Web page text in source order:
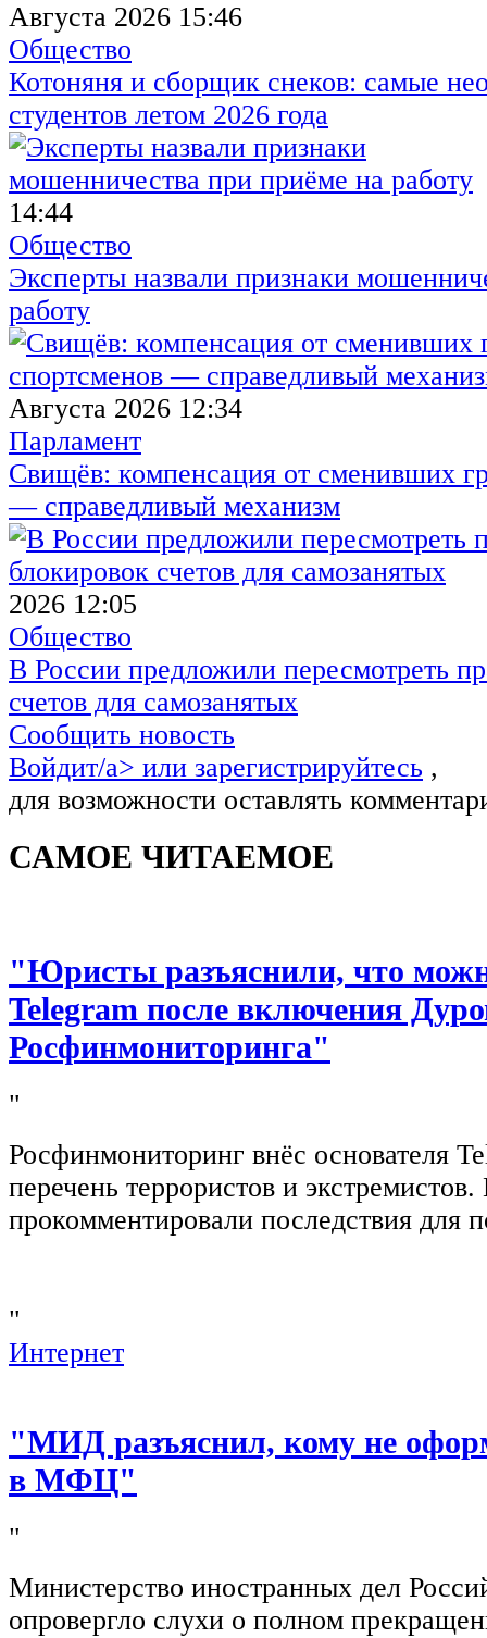
Августа 2026 15:46
Общество
Котоняня и сборщик снеков: самые
студентов летом 2026 года
14:44
Общество
Эксперты назвали признаки
работу
Августа 2026 12:34
Парламент
Свищёв: компенсация от сменивших
— справедливый механизм
2026 12:05
Общество
В России предложили пересмотреть
счетов для самозанятых
Сообщить новость
Войдит/a> или зарегистрируйтесь ,
для возможности оставлять
САМОЕ ЧИТАЕМОЕ
"Юристы разъяснили, что
Telegram после включения
Росфинмониторинга"
"
Росфинмониторинг внёс основателя
перечень террористов и
прокомментировали последствия для
"
Интернет
"МИД разъяснил, кому не
в МФЦ"
"
Министерство иностранных дел
опровергло слухи о полном